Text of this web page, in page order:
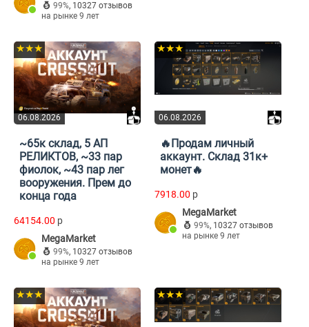
99%, 10327 отзывов
на рынке 9 лет
06.08.2026
★★★
~65к склад, 5 АП
РЕЛИКТОВ, ~33 пар
фиолок, ~43 пар лег
вооружения. Прем до
конца года
64154.00 p
MegaMarket
99%, 10327 отзывов
на рынке 9 лет
06.08.2026
★★★
🔥Продам личный
аккаунт. Склад 31к+
монет🔥
7918.00 p
MegaMarket
99%, 10327 отзывов
на рынке 9 лет
★★★ ★★★